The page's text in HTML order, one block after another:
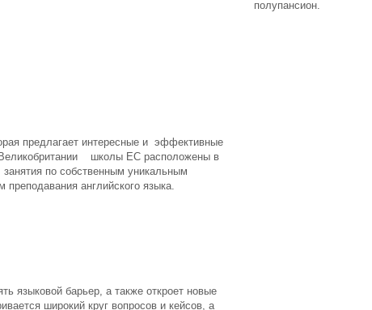
полупансион.
предлагает интересные и эффективные
школы EC расположены в
по собственным уникальным
английского языка.
языковой барьер, а также откроет новые
широкий круг вопросов и кейсов, а